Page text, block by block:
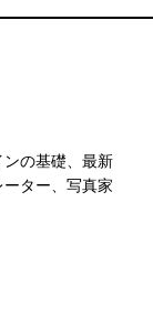
の基礎、最新
ター、写真家